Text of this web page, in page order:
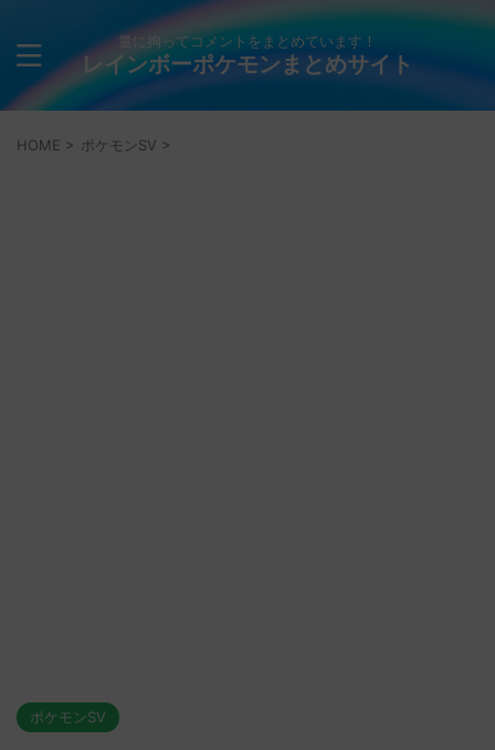
量に拘ってコメントをまとめています！
レインボーポケモンまとめサイト
HOME > ポケモンSV >
ポケモンSV